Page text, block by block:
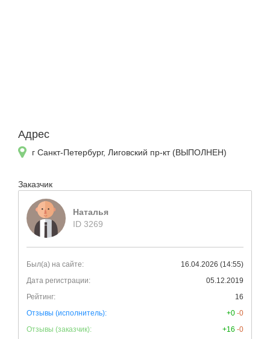
Адрес
г Санкт-Петербург, Лиговский пр-кт (ВЫПОЛНЕН)
Заказчик
Наталья
ID 3269
Был(а) на сайте:
16.04.2026 (14:55)
Дата регистрации:
05.12.2019
Рейтинг:
16
Отзывы (исполнитель):
+0 -0
Отзывы (заказчик):
+16 -0